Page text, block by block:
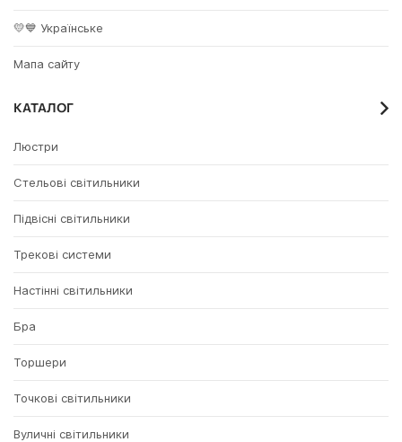
💛💙 Українське
Мапа сайту
КАТАЛОГ
Люстри
Стельові світильники
Підвісні світильники
Трекові системи
Настінні світильники
Бра
Торшери
Точкові світильники
Вуличні світильники